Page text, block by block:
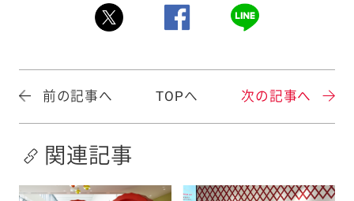
前の記事へ TOPへ 次の記事へ
関連記事